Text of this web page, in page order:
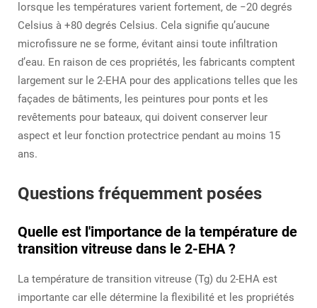
lorsque les températures varient fortement, de −20 degrés
Celsius à +80 degrés Celsius. Cela signifie qu’aucune
microfissure ne se forme, évitant ainsi toute infiltration
d’eau. En raison de ces propriétés, les fabricants comptent
largement sur le 2-EHA pour des applications telles que les
façades de bâtiments, les peintures pour ponts et les
revêtements pour bateaux, qui doivent conserver leur
aspect et leur fonction protectrice pendant au moins 15
ans.
Questions fréquemment posées
Quelle est l'importance de la température de
transition vitreuse dans le 2-EHA ?
La température de transition vitreuse (Tg) du 2-EHA est
importante car elle détermine la flexibilité et les propriétés